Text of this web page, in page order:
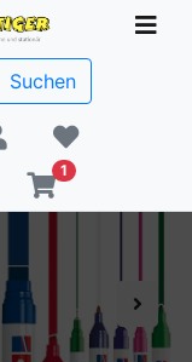
6481
Suchen
1
Next